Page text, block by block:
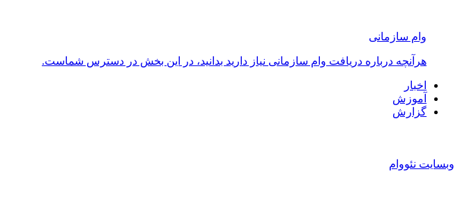
وام سازمانی
هرآنچه درباره دریافت وام سازمانی نیاز دارید بدانید، در این بخش در دسترس شماست.
اخبار
آموزش
گزارش
وبسایت نئووام